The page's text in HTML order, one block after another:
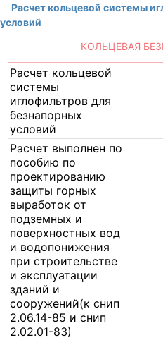
Расчет кольцевой системы
условий
КОЛЬЦЕВАЯ
Расчет кольцевой
системы
иглофильтров для
безнапорных
условий
Расчет выполнен по
пособию по
проектированию
защиты горных
выработок от
подземных и
поверхностных вод
и водопонижения
при строительстве
и эксплуатации
зданий и
сооружений(к снип
2.06.14-85 и снип
2.02.01-83)